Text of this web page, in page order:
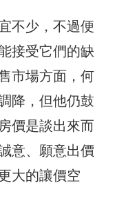
不少，不過便
接受它們的缺
市場方面，何
降，但他仍鼓
價是談出來而
意、願意出價
大的讓價空